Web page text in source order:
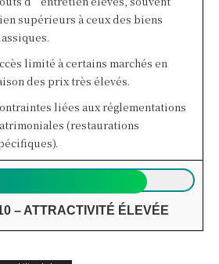
supérieurs à ceux des biens
limité à certains marchés en
des prix très élevés.
liées aux réglementations
(restaurations
– ATTRACTIVITÉ ÉLEVÉE